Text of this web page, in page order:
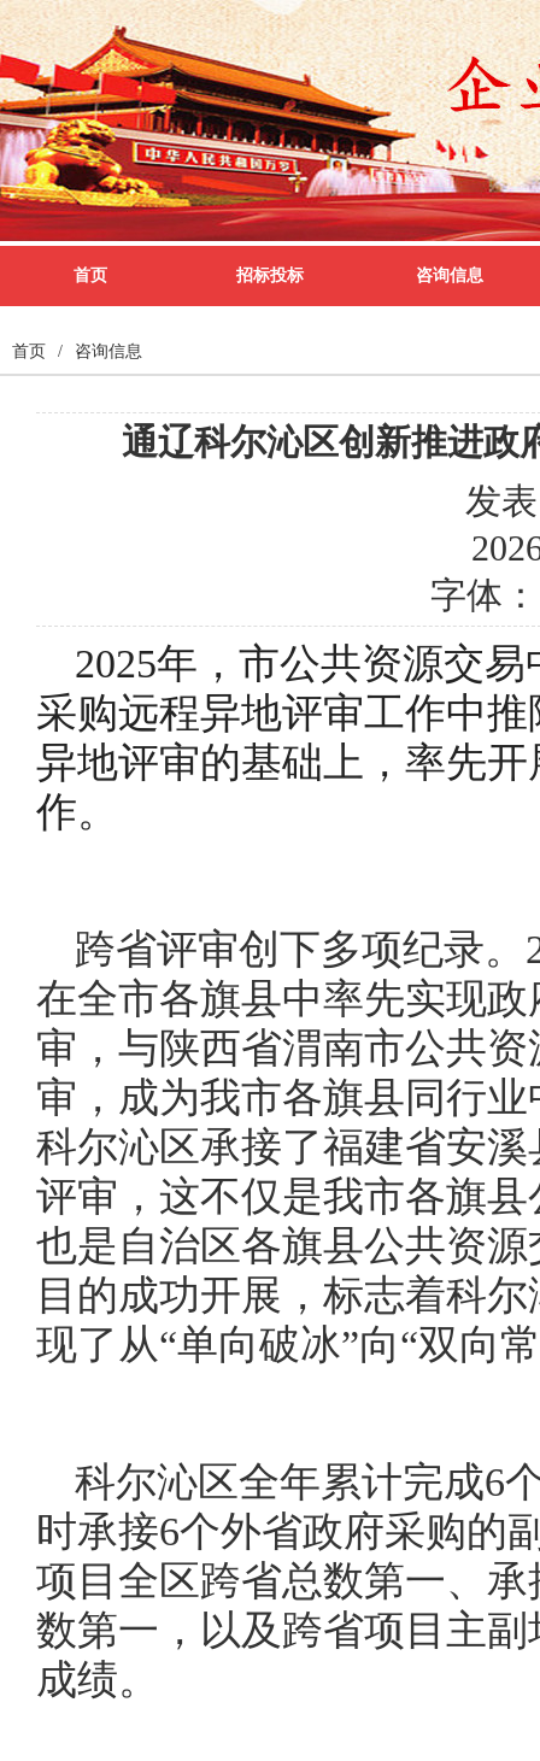
首页 招标投标 咨询信息
首页 / 咨询信息
通辽科尔沁区创新推进政
发
字体：
2025年，市公共资源交
采购远程异地评审工作中
异地评审的基础上，率先
作。
跨省评审创下多项纪录。
在全市各旗县中率先实现
审，与陕西省渭南市公共
审，成为我市各旗县同行
科尔沁区承接了福建省安
评审，这不仅是我市各旗
也是自治区各旗县公共资
目的成功开展，标志着科
现了从“单向破冰”向“双向
科尔沁区全年累计完成6
时承接6个外省政府采购的
项目全区跨省总数第一、
数第一，以及跨省项目主
成绩。